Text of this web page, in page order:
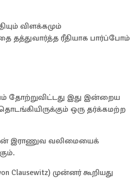
விளக்கமும்
தத்துவார்த்த ரீதியாக பார்ப்போம்
தோற்றுவிட்டது இது இன்றைய
ஒரு தர்க்கமற்ற
இராணுவ வலிமையைக்
முன்னர் கூறியது